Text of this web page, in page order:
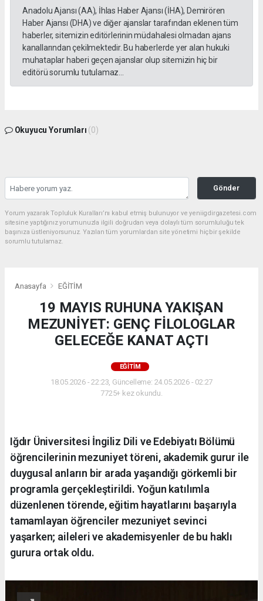
Anadolu Ajansı (AA), İhlas Haber Ajansı (İHA), Demirören
Haber Ajansı (DHA) ve diğer ajanslar tarafından eklenen tüm
haberler, sitemizin editörlerinin müdahalesi olmadan ajans
kanallarından çekilmektedir. Bu haberlerde yer alan hukuki
muhataplar haberi geçen ajanslar olup sitemizin hiç bir
editörü sorumlu tutulamaz...
Okuyucu Yorumları (0)
Gönder
Yorum yazarak Topluluk Kuralları’nı kabul etmiş bulunuyor ve yeniigdirgazetesi.com
sitesine yaptığınız yorumunuzla ilgili doğrudan veya dolaylı tüm sorumluluğu tek
başınıza üstleniyorsunuz. Yazılan tüm yorumlardan site yönetimi hiçbir şekilde
sorumlu tutulamaz.
Anasayfa EĞİTİM
19 MAYIS RUHUNA YAKIŞAN
MEZUNİYET: GENÇ FİLOLOGLAR
GELECEĞE KANAT AÇTI
EĞİTİM
18.05.2026 - 22:23, Güncelleme: 24.05.2026 - 02:27
7725+ kez okundu.
Iğdır Üniversitesi İngiliz Dili ve Edebiyatı Bölümü
öğrencilerinin mezuniyet töreni, akademik gurur ile
duygusal anların bir arada yaşandığı görkemli bir
programla gerçekleştirildi. Yoğun katılımla
düzenlenen törende, eğitim hayatlarını başarıyla
tamamlayan öğrenciler mezuniyet sevinci
yaşarken; aileleri ve akademisyenler de bu haklı
gurura ortak oldu.